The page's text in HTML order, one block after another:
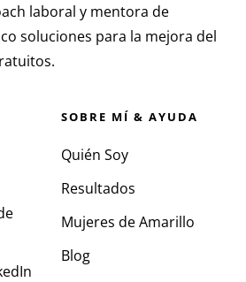
laboral y mentora de
soluciones para la mejora del
SOBRE MÍ & AYUDA
Quién Soy
Resultados
Mujeres de Amarillo
Blog